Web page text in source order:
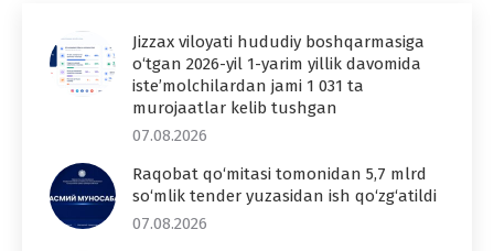
Jizzax viloyati hududiy boshqarmasiga
o‘tgan 2026-yil 1-yarim yillik davomida
iste’molchilardan jami 1 031 ta
murojaatlar kelib tushgan
07.08.2026
Raqobat qo‘mitasi tomonidan 5,7 mlrd
so‘mlik tender yuzasidan ish qo‘zg‘atildi
07.08.2026